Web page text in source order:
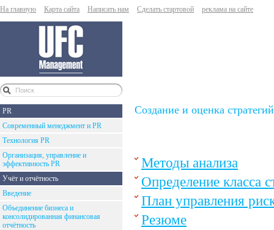
На главную Карта сайта Написать нам Сделать стартовой реклама на сайте
PR
Современный менеджмент и PR
Технология PR
Организация, управление и
эффективность PR
Учёт и отчётность
Введение
Объединение бизнеса и
консолидированная финансовая
отчётность
Создание и оценка стратегий
Методы анализа
Определение класса
План управления
Резюме